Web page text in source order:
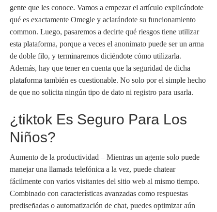
gente que les conoce. Vamos a empezar el artículo explicándote
qué es exactamente Omegle y aclarándote su funcionamiento
common. Luego, pasaremos a decirte qué riesgos tiene utilizar
esta plataforma, porque a veces el anonimato puede ser un arma
de doble filo, y terminaremos diciéndote cómo utilizarla.
Además, hay que tener en cuenta que la seguridad de dicha
plataforma también es cuestionable. No solo por el simple hecho
de que no solicita ningún tipo de dato ni registro para usarla.
¿tiktok Es Seguro Para Los
Niños?
Aumento de la productividad – Mientras un agente solo puede
manejar una llamada telefónica a la vez, puede chatear
fácilmente con varios visitantes del sitio web al mismo tiempo.
Combinado con características avanzadas como respuestas
prediseñadas o automatización de chat, puedes optimizar aún